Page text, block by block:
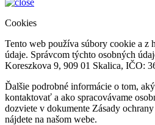
Cookies
Tento web používa súbory cookie a z
údaje. Správcom týchto osobných
Koreszkova 9, 909 01 Skalica, IČO:
Ďalšie podrobné informácie o tom,
kontaktovať a ako spracovávame
dozviete v dokumente Zásady
nájdete na našom webe.